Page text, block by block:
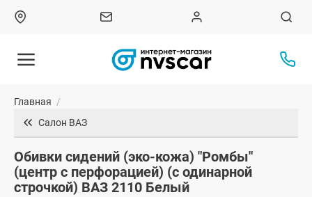
Главная /
Салон ВАЗ
Обивки сидений (эко-кожа) "Ромбы"
(центр с перфорацией) (с одинарной
строчкой) ВАЗ 2110 Белый